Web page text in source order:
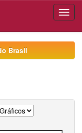
Brasil